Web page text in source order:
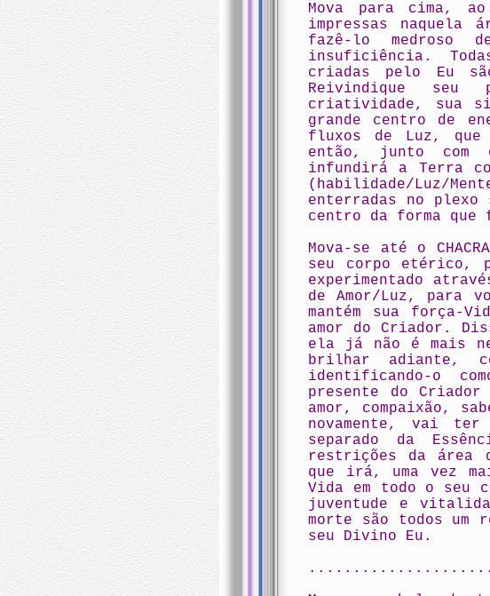
Mova para cima,
impressas naquela
fazê-lo medroso
insuficiência.
criadas pelo Eu
Reivindique seu
criatividade, sua
grande centro de
fluxos de Luz, que
então, junto com
infundirá a Terra
(habilidade/Luz/
enterradas no plexo
centro da forma que
Mova-se até o
seu corpo etérico,
experimentado
de Amor/Luz, para
mantém sua força-
amor do Criador.
ela já não é mais
brilhar adiante,
identificando-o
presente do Criador
amor, compaixão,
novamente, vai
separado da
restrições da área
que irá, uma vez
Vida em todo o seu
juventude e
morte são todos um
seu Divino Eu.